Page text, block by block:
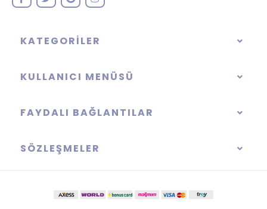
KATEGORILER
KULLANICI MENÜSÜ
FAYDALI BAĞLANTILAR
SÖZLEŞMELER